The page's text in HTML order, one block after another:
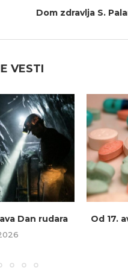
Dom zdravlja S.
VESTI
Dan rudara
Od 17.